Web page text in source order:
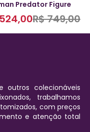
Predator Figure
R$749,00
524,00
colecionáveis
trabalhamos
com preços
e atenção total